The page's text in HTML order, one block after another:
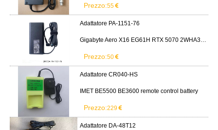
Prezzo:55
Adattatore PA-1151-76
Gigabyte Aero X16 EG61H RTX 5070 2WHA3USC64AH LITEON PA-1151-76 150W adapter
Prezzo:50
Adattatore CR040-HS
IMET BE5500 BE3600 remote control battery
Prezzo:229
Adattatore DA-48T12